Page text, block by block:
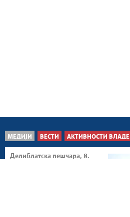
МЕДИЈИ ВЕСТИ АКТИВНОСТИ ВЛАДЕ
Делиблатска пешчара, 8.